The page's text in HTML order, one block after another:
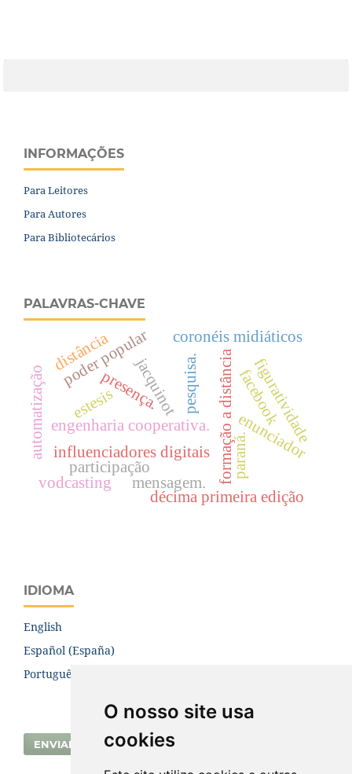
O nosso site usa
cookies
INFORMAÇÕES
Para Leitores
Para Autores
Para Bibliotecários
PALAVRAS-CHAVE
influenciadores digitais
engenharia cooperativa. formação a distância
jacquinot
presença.
décima primeira edição
pesquisa.
poder popular
participação paraná.
mensagem.
coronéis midiáticos
enunciador
estesis figuratividade
vodcasting
automatização
distância
facebook
IDIOMA
English
Español (España)
Português (Brasil)
ENVIAR SUBMISSÃO